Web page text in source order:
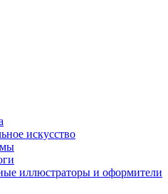
искусство
иллюстраторы и оформители